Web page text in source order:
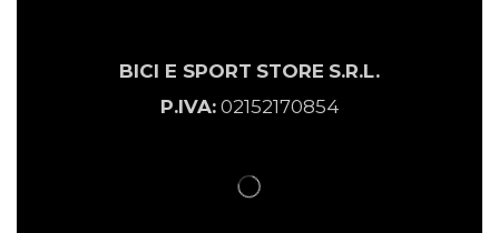
BICI E SPORT STORE S.R.L.
P.IVA:02152170854